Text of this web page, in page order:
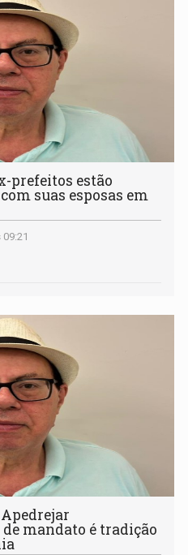
prefeitos estão
suas esposas em
Apedrejar
mandato é tradição